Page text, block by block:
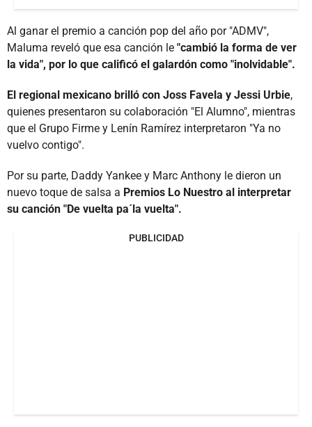
Al ganar el premio a canción pop del año por "ADMV",
Maluma reveló que esa canción le "cambió la forma de ver
la vida", por lo que calificó el galardón como "inolvidable".
El regional mexicano brilló con Joss Favela y Jessi Urbie,
quienes presentaron su colaboración "El Alumno", mientras
que el Grupo Firme y Lenín Ramírez interpretaron "Ya no
vuelvo contigo".
Por su parte, Daddy Yankee y Marc Anthony le dieron un
nuevo toque de salsa a Premios Lo Nuestro al interpretar
su canción "De vuelta pa´la vuelta".
PUBLICIDAD